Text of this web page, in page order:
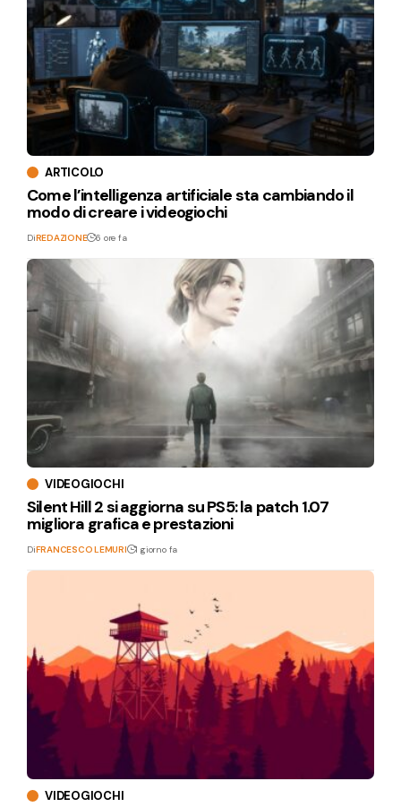
ARTICOLO
Come l’intelligenza artificiale sta cambiando il
modo di creare i videogiochi
DiREDAZIONE 6 ore fa
VIDEOGIOCHI
Silent Hill 2 si aggiorna su PS5: la patch 1.07
migliora grafica e prestazioni
DiFRANCESCO LEMURI 1 giorno fa
VIDEOGIOCHI